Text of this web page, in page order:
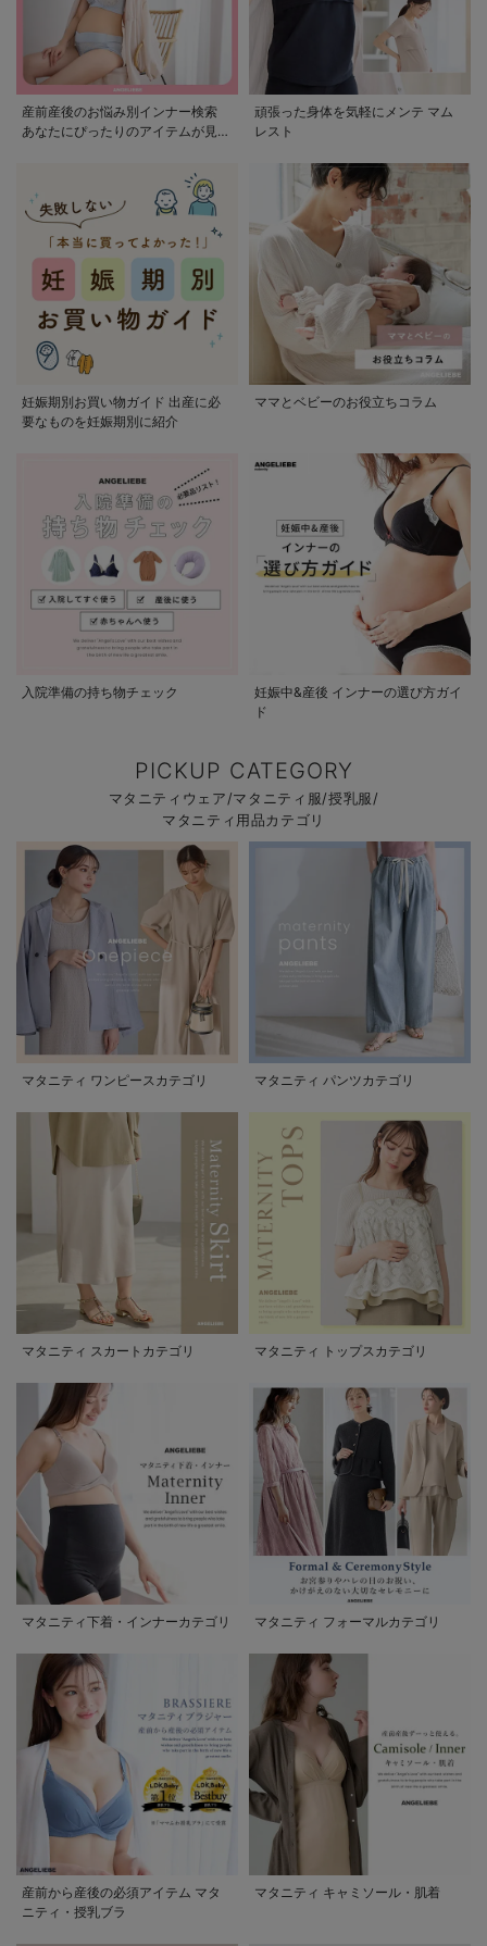
産前産後のお悩み別インナー検索
あなたにぴったりのアイテムが見つ
頑張った身体を気軽にメンテ マム
レスト
妊娠期別お買い物ガイド 出産に必
要なものを妊娠期別に紹介
ママとベビーのお役立ちコラム
入院準備の持ち物チェック
妊娠中&産後 インナーの選び方ガイ
ド
PICKUP CATEGORY
マタニティウェア/マタニティ服/授乳服/
マタニティ用品カテゴリ
マタニティ ワンピースカテゴリ マタニティ パンツカテゴリ
マタニティ スカートカテゴリ マタニティ トップスカテゴリ
マタニティ下着・インナーカテゴリ マタニティ フォーマルカテゴリ
産前から産後の必須アイテム マタ
ニティ・授乳ブラ
マタニティ キャミソール・肌着